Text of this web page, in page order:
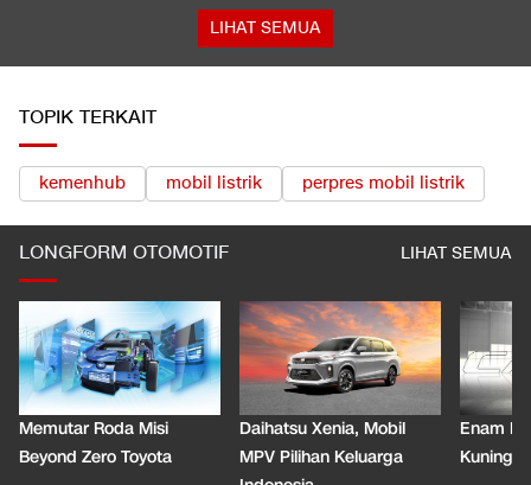
LIHAT SEMUA
TOPIK TERKAIT
kemenhub mobil listrik perpres mobil listrik
LONGFORM OTOMOTIF LIHAT SEMUA
Memutar Roda Misi
Beyond Zero Toyota
Daihatsu Xenia, Mobil
MPV Pilihan Keluarga
Enam
Kuning